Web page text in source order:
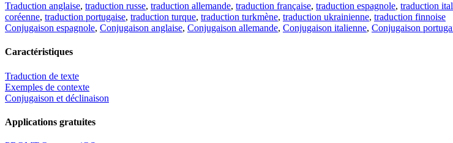
Traduction anglaise, traduction russe, traduction allemande, traduction française, traduction espagnole, traduction
coréenne, traduction portugaise, traduction turque, traduction turkmène, traduction ukrainienne, traduction finnoise
Conjugaison espagnole, Conjugaison anglaise, Conjugaison allemande, Conjugaison italienne, Conjugaison
Caractéristiques
Traduction de texte
Exemples de contexte
Conjugaison et déclinaison
Applications gratuites